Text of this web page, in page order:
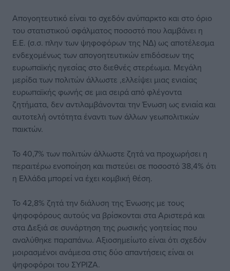
Απογοητευτικό είναι το σχεδόν ανύπαρκτο και στο όριο
του στατιστικού σφάλματος ποσοστό που λαμβάνει η
Ε.Ε. (σ.σ. πλην των ψηφοφόρων της ΝΔ) ως αποτέλεσμα
ενδεχομένως των απογοητευτικών επιδόσεων της
ευρωπαϊκής ηγεσίας στο διεθνές στερέωμα. Μεγάλη
μερίδα των πολιτών άλλωστε ,ελλείψει μιας ενιαίας
ευρωπαϊκής φωνής σε μια σειρά από φλέγοντα
ζητήματα, δεν αντιλαμβάνονται την Ένωση ως ενιαία και
αυτοτελή οντότητα έναντι των άλλων γεωπολιτικών
παικτών.
Το 40,7% των πολιτών άλλωστε ζητά να προχωρήσει η
περαιτέρω ενοποίηση και πιστεύει σε ποσοστό 38,4% ότι
η Ελλάδα μπορεί να έχει κομβική θέση.
Το 42,8% ζητά την διάλυση της Ένωσης με τους
ψηφοφόρους αυτούς να βρίσκονται στα Αριστερά και
στα Δεξιά σε συνάρτηση της ρωσικής γοητείας που
αναλύθηκε παραπάνω. Αξιοσημείωτο είναι ότι σχεδόν
μοιρασμένοι ανάμεσα στις δύο απαντήσεις είναι οι
ψηφοφόροι του ΣΥΡΙΖΑ.